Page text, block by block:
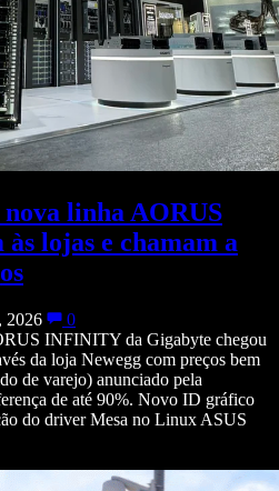
nova linha AORUS
lojas e chamam a
2026
0
INFINITY da Gigabyte chegou
da loja Newegg com preços bem
de varejo) anunciado pela
de até 90%. Novo ID gráfico
do driver Mesa no Linux ASUS